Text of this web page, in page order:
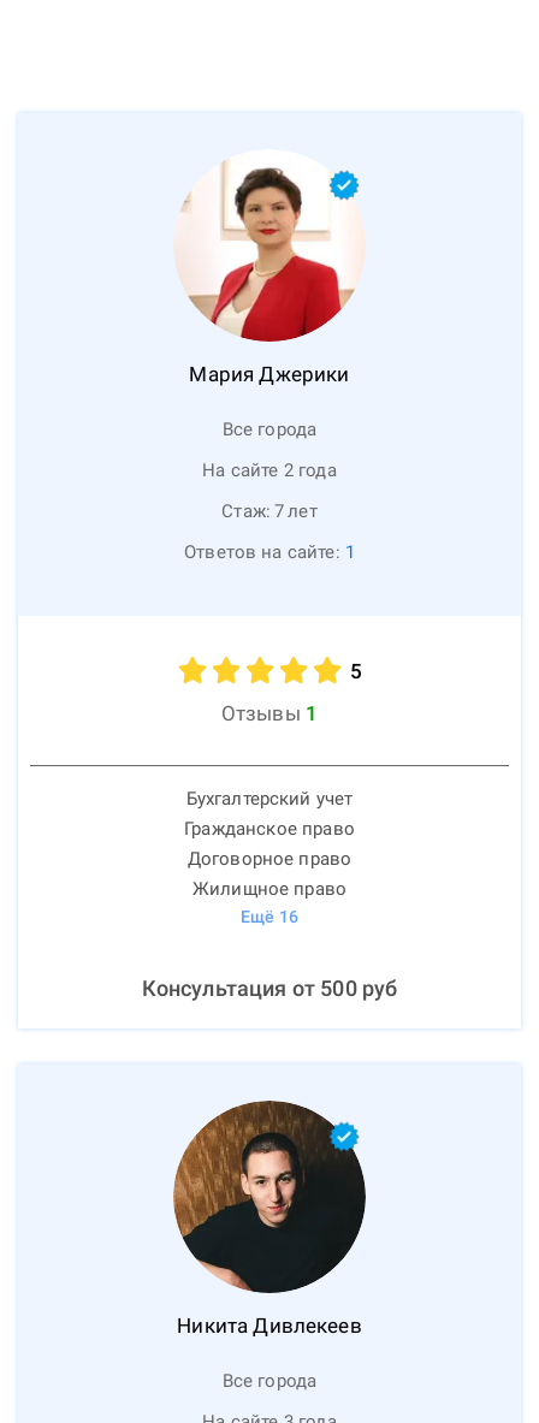
Мария Джерики
Все города
На сайте 2 года
Стаж: 7лет
Ответов на сайте: 1
5
Отзывы 1
Бухгалтерский учет
Гражданское право
Договорное право
Жилищное право
Ещё 16
Консультация от 500руб
Никита Дивлекеев
Все города